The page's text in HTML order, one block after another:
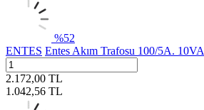
%52
ENTES Entes Akım Trafosu 100/5A.
2.172,00 TL
1.042,56 TL